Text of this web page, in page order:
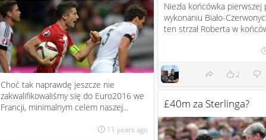
Choć tak naprawdę jeszcze nie
zakwalifikowaliśmy się do Euro2016 we
Francji, minimalnym celem naszej...
11 years ago
Niezła końcówka pierwszej
wykonaniu Biało-
ten strzał Roberta w
2
£40m za Sterlinga?